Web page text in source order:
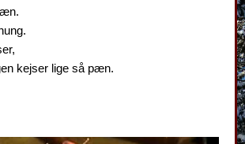
kejser lige så pæn.